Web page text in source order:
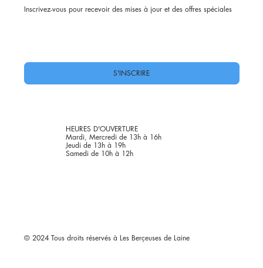
Inscrivez-vous pour recevoir des mises à jour et des offres spéciales
S'INSCRIRE
HEURES D'OUVERTURE
Mardi, Mercredi de 13h à 16h
Jeudi de 13h à 19h
Samedi de 10h à 12h
© 2024 Tous droits réservés à Les Berçeuses de Laine